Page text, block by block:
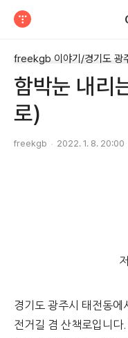
freekgb 이야기/경기도 광
함박눈 내리
로)
freekgb 2022. 1. 8. 20:00
경기도 광주시 태전동에
전거길 겸 산책로입니다